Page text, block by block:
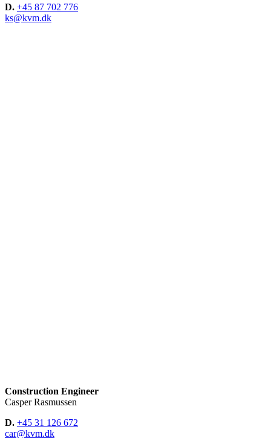
D. +45 87 702 776
ks@kvm.dk
Construction Engineer
Casper Rasmussen
D. +45 31 126 672
car@kvm.dk